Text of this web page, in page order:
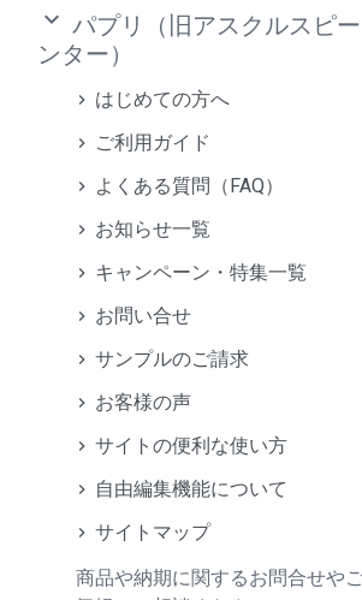
keyboard_arrow_down パプリ（旧アスクルスピ
ンター）
はじめての方へ
ご利用ガイド
よくある質問（FAQ）
お知らせ一覧
キャンペーン・特集一覧
お問い合せ
サンプルのご請求
お客様の声
サイトの便利な使い方
自由編集機能について
サイトマップ
商品や納期に関するお問合せや